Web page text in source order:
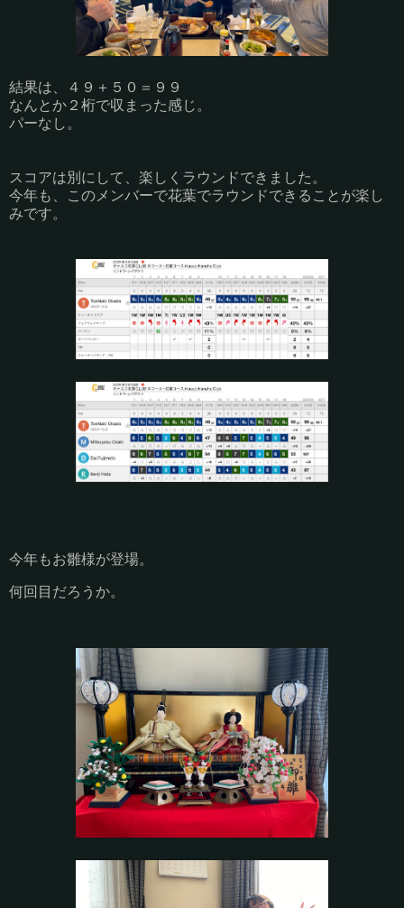
結果は、４９＋５０＝９９
なんとか２桁で収まった感じ。
パーなし。
スコアは別にして、楽しくラウンドできました。
今年も、このメンバーで花葉でラウンドできることが楽し
みです。
今年もお雛様が登場。
何回目だろうか。